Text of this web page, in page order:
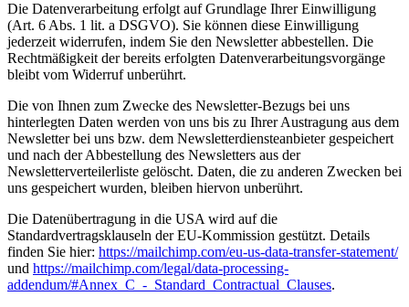
Die Datenverarbeitung erfolgt auf Grundlage Ihrer Einwilligung
(Art. 6 Abs. 1 lit. a DSGVO). Sie können diese Einwilligung
jederzeit widerrufen, indem Sie den Newsletter abbestellen. Die
Rechtmäßigkeit der bereits erfolgten Datenverarbeitungsvorgänge
bleibt vom Widerruf unberührt.
Die von Ihnen zum Zwecke des Newsletter-Bezugs bei uns
hinterlegten Daten werden von uns bis zu Ihrer Austragung aus dem
Newsletter bei uns bzw. dem Newsletterdiensteanbieter gespeichert
und nach der Abbestellung des Newsletters aus der
Newsletterverteilerliste gelöscht. Daten, die zu anderen Zwecken bei
uns gespeichert wurden, bleiben hiervon unberührt.
Die Datenübertragung in die USA wird auf die
Standardvertragsklauseln der EU-Kommission gestützt. Details
finden Sie hier: https://mailchimp.com/eu-us-data-transfer-statement/
und https://mailchimp.com/legal/data-processing-
addendum/#Annex_C_-_Standard_Contractual_Clauses.